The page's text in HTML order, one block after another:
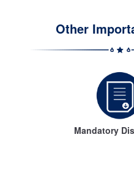
Other
Mandatory